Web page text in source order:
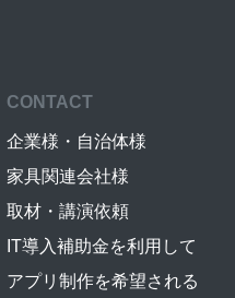
CONTACT
企業様・自治体様
家具関連会社様
取材・講演依頼
IT導入補助金を利用して
アプリ制作を希望される